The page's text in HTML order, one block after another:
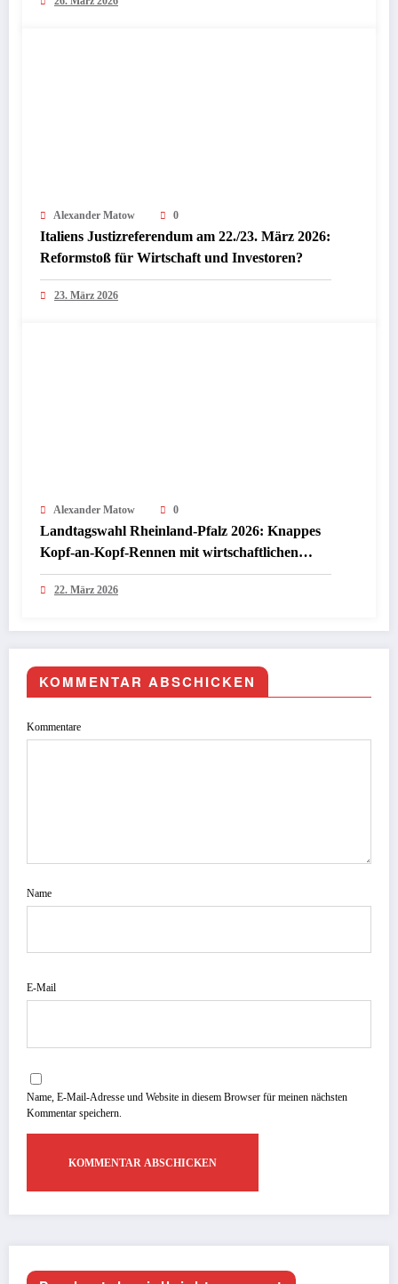
Alexander Matow 0
Italiens Justizreferendum am 22./23. März 2026:
Reformstoß für Wirtschaft und Investoren?
23. März 2026
Alexander Matow 0
Landtagswahl Rheinland-Pfalz 2026: Knappes
Kopf-an-Kopf-Rennen mit wirtschaftlichen
Folgen für Investoren
22. März 2026
KOMMENTAR ABSCHICKEN
Kommentare
Name
E-Mail
Name, E-Mail-Adresse und Website in diesem Browser für meinen nächsten
Kommentar speichern.